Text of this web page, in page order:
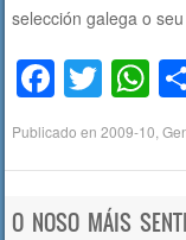
selección galega o
F
a
c
T
wi
tt
er
W
h
at
Publicado en2009-10 ,
O NOSO MÁIS